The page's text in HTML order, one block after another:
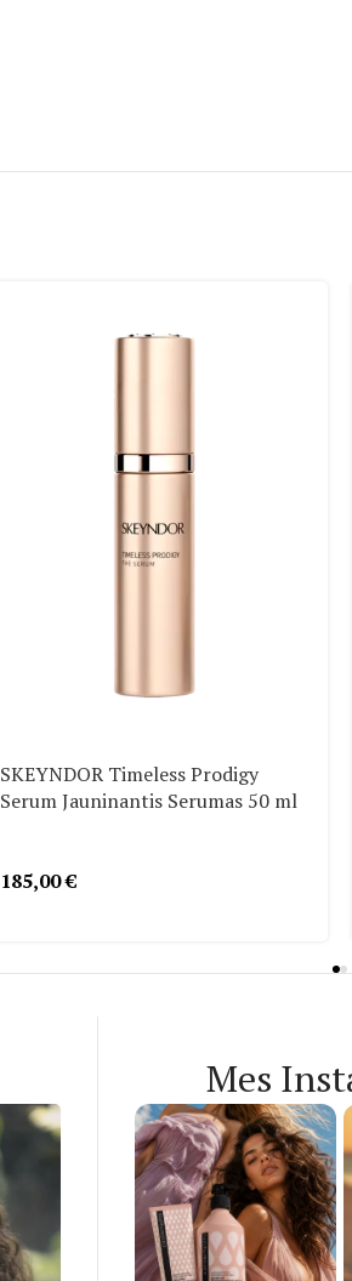
SKEYNDOR Timeless Prodigy
Serum Jauninantis Serumas 50 ml
185,00€
Mes